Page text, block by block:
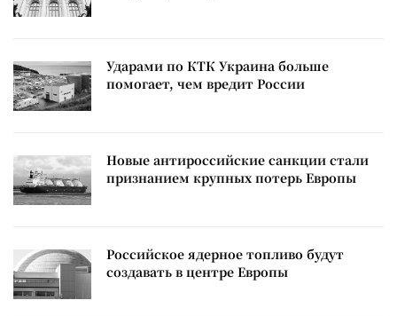
Ударами по КТК Украина больше
помогает, чем вредит России
Новые антироссийские санкции стали
признанием крупных потерь Европы
Российское ядерное топливо будут
создавать в центре Европы